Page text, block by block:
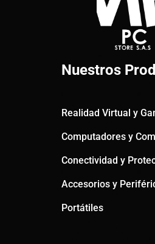
Nuestros
Realidad Virtual y
Computadores y
Conectividad y
Accesorios y
Portátiles